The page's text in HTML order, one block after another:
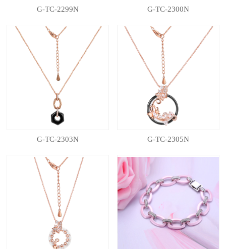
G-TC-2299N G-TC-2300N
G-TC-2303N G-TC-2305N